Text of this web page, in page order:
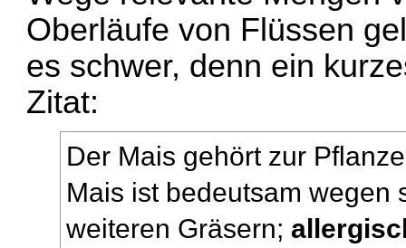
Oberläufe von Flüssen
es schwer, denn ein
Zitat:
Der Mais gehört zur
Mais ist bedeutsam wegen
weiteren Gräsern;